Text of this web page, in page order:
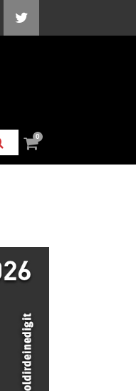
0